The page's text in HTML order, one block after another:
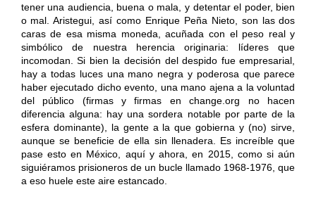
tener una audiencia, buena o mala, y detentar el poder, bien
o mal. Aristegui, así como Enrique Peña Nieto, son las dos
caras de esa misma moneda, acuñada con el peso real y
simbólico de nuestra herencia originaria: líderes que
incomodan. Si bien la decisión del despido fue empresarial,
hay a todas luces una mano negra y poderosa que parece
haber ejecutado dicho evento, una mano ajena a la voluntad
del público (firmas y firmas en change.org no hacen
diferencia alguna: hay una sordera notable por parte de la
esfera dominante), la gente a la que gobierna y (no) sirve,
aunque se beneficie de ella sin llenadera. Es increíble que
pase esto en México, aquí y ahora, en 2015, como si aún
siguiéramos prisioneros de un bucle llamado 1968-1976, que
a eso huele este aire estancado.